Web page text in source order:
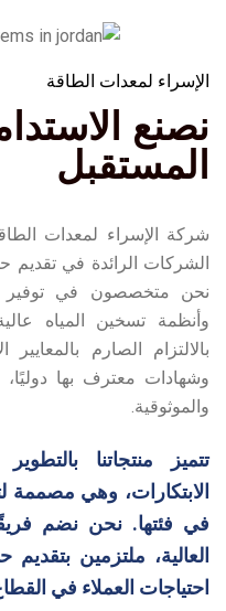
الإسراء لمعدات الطاقة
نصنع
المستقبل
شركة الإسراء لمعدات
الشركات الرائدة في تقديم
نحن متخصصون في توفير
وأنظمة تسخين المياه
بالالتزام الصارم
وشهادات معترف بها دوليًا،
والموثوقية.
تتميز منتجاتنا
الابتكارات، وهي مصممة
في فئتها. نحن نضم
العالية، ملتزمين
احتياجات العملاء في